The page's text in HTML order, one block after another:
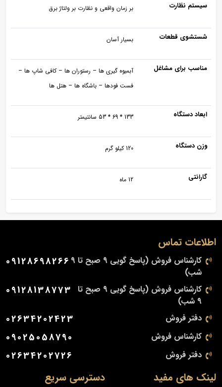
سیستم نظارت بر زمان واقعی و نظارت بر ولتاژ برق
شستشوی قطعات بسیار آسان
مناسب برای مشاغل
آبمیوه گیری ها – رستوران ها – کافی شاپ ها –
فست فودها – باشگاه ها – هتل ها
ابعاد دستگاه 133 * 69 * 53 سانتیمتر
وزن دستگاه 120 کیلو گرم
گارانتی 12 ماه
دسترسی سریع لینک های مفید
اطلاعات تماس
کارشناس فروش (پاسخ گویی 9 صبح تا 9
شب)
09128698266
کارشناس فروش (پاسخ گویی 9 صبح تا
9 شب)
09128138773
دفتر فروش 02634202423
کارشناس فروش 09025058790
دفتر فروش 02634202726